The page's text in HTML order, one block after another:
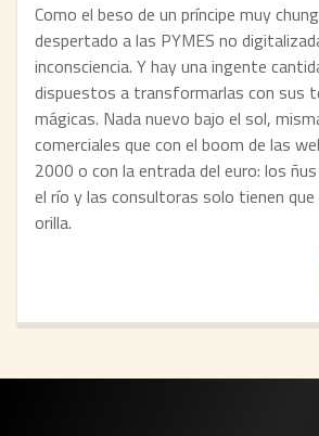
Como el beso de un príncipe muy
despertado a las PYMES no
inconsciencia. Y hay una ingente
dispuestos a transformarlas con sus
mágicas. Nada nuevo bajo el sol,
comerciales que con el boom de las
2000 o con la entrada del euro: los
el río y las consultoras solo tienen que
orilla.